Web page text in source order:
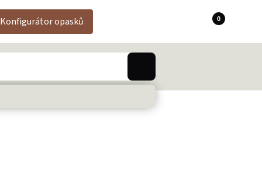
Konfigurátor opasků 0